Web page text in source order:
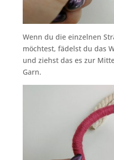
Wenn du die einzelnen
möchtest, fädelst du das
und ziehst das es zur
Garn.